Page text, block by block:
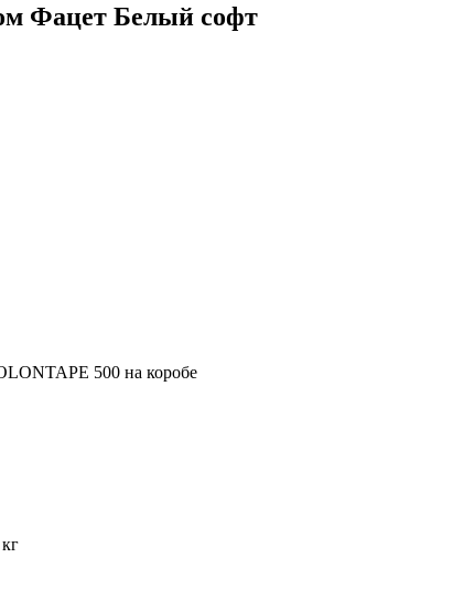
Фацет Белый софт
500 на коробе